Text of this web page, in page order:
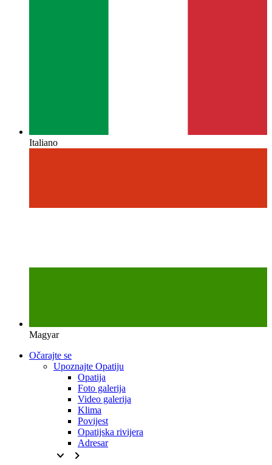
Italiano
Magyar
Očarajte se
Upoznajte Opatiju
Opatija
Foto galerija
Video galerija
Klima
Povijest
Opatijska rivijera
Adresar
keyboard_arrow_down keyboard_arrow_right